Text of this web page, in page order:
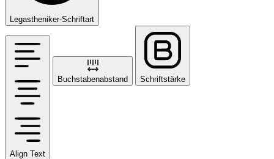
Legastheniker-Schriftart
Align Text
Buchstabenabstand Schriftstärke